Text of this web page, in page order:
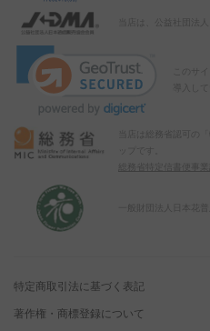
当店は、公益社団法
このサ
導入し
当店は総務省認可の
総務省特定信書便事業
特定商取引法に基づく表記
著作権・商標登録について